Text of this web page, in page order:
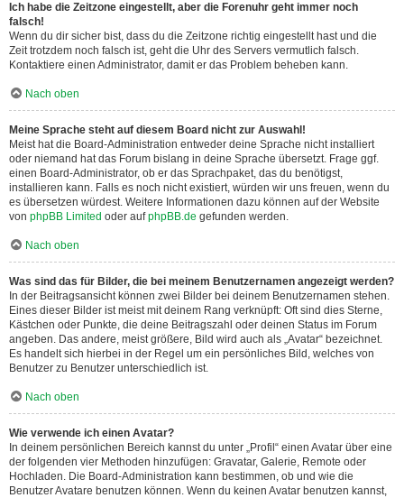
Ich habe die Zeitzone eingestellt, aber die Forenuhr geht immer noch
falsch!
Wenn du dir sicher bist, dass du die Zeitzone richtig eingestellt hast und die
Zeit trotzdem noch falsch ist, geht die Uhr des Servers vermutlich falsch.
Kontaktiere einen Administrator, damit er das Problem beheben kann.
Nach oben
Meine Sprache steht auf diesem Board nicht zur Auswahl!
Meist hat die Board-Administration entweder deine Sprache nicht installiert
oder niemand hat das Forum bislang in deine Sprache übersetzt. Frage ggf.
einen Board-Administrator, ob er das Sprachpaket, das du benötigst,
installieren kann. Falls es noch nicht existiert, würden wir uns freuen, wenn du
es übersetzen würdest. Weitere Informationen dazu können auf der Website
von phpBB Limited oder aufphpBB.de gefunden werden.
Nach oben
Was sind das für Bilder, die bei meinem Benutzernamen angezeigt werden?
In der Beitragsansicht können zwei Bilder bei deinem Benutzernamen stehen.
Eines dieser Bilder ist meist mit deinem Rang verknüpft: Oft sind dies Sterne,
Kästchen oder Punkte, die deine Beitragszahl oder deinen Status im Forum
angeben. Das andere, meist größere, Bild wird auch als „Avatar“ bezeichnet.
Es handelt sich hierbei in der Regel um ein persönliches Bild, welches von
Benutzer zu Benutzer unterschiedlich ist.
Nach oben
Wie verwende ich einen Avatar?
In deinem persönlichen Bereich kannst du unter „Profil“ einen Avatar über eine
der folgenden vier Methoden hinzufügen: Gravatar, Galerie, Remote oder
Hochladen. Die Board-Administration kann bestimmen, ob und wie die
Benutzer Avatare benutzen können. Wenn du keinen Avatar benutzen kannst,